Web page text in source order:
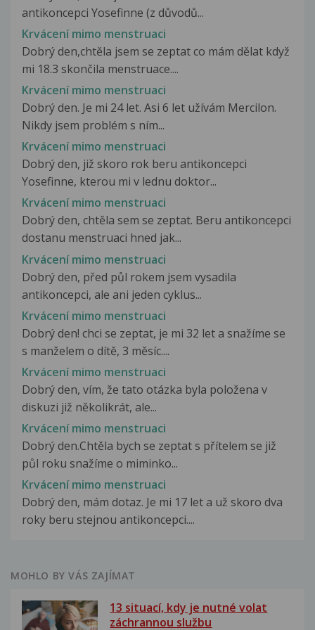
antikoncepci Yosefinne (z důvodů...
Krvácení mimo menstruaci
Dobrý den,chtěla jsem se zeptat co mám dělat když
mi 18.3 skončila menstruace....
Krvácení mimo menstruaci
Dobrý den. Je mi 24 let. Asi 6 let užívám Mercilon.
Nikdy jsem problém s ním...
Krvácení mimo menstruaci
Dobrý den, již skoro rok beru antikoncepci
Yosefinne, kterou mi v lednu doktor...
Krvácení mimo menstruaci
Dobrý den, chtěla sem se zeptat. Beru antikoncepci
dostanu menstruaci hned jak...
Krvácení mimo menstruaci
Dobrý den, před půl rokem jsem vysadila
antikoncepci, ale ani jeden cyklus...
Krvácení mimo menstruaci
Dobrý den! chci se zeptat, je mi 32 let a snažíme se
s manželem o dítě, 3 měsíc....
Krvácení mimo menstruaci
Dobrý den, vím, že tato otázka byla položena v
diskuzi již několikrát, ale...
Krvácení mimo menstruaci
Dobrý den.Chtěla bych se zeptat s přítelem se již
půl roku snažíme o miminko...
Krvácení mimo menstruaci
Dobrý den, mám dotaz. Je mi 17 let a už skoro dva
roky beru stejnou antikoncepci....
MOHLO BY VÁS ZAJÍMAT
13 situací, kdy je nutné volat
záchrannou službu